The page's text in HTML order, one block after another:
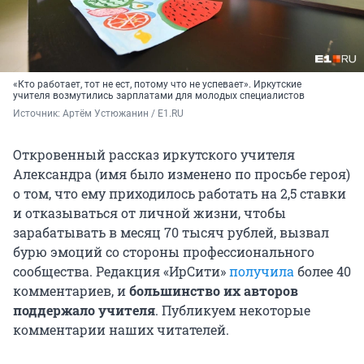
«Кто работает, тот не ест, потому что не успевает». Иркутские
учителя возмутились зарплатами для молодых специалистов
Источник: Артём Устюжанин / E1.RU
Откровенный рассказ иркутского учителя
Александра (имя было изменено по просьбе героя)
о том, что ему приходилось работать на 2,5 ставки
и отказываться от личной жизни, чтобы
зарабатывать в месяц 70 тысяч рублей, вызвал
бурю эмоций со стороны профессионального
сообщества. Редакция «ИрСити»получилаболее 40
комментариев, ибольшинство их авторов
поддержало учителя. Публикуем некоторые
комментарии наших читателей.